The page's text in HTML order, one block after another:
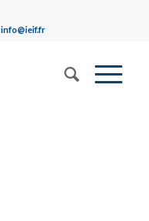
info@ieif.fr